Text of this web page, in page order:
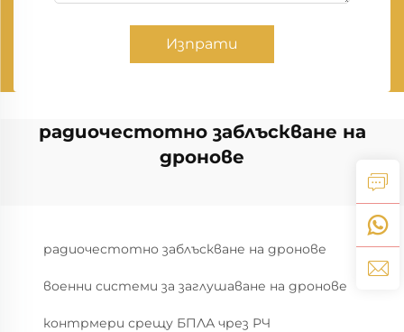
Изпрати
радиочестотно заблъскване на
дронове
радиочестотно заблъскване на дронове
военни системи за заглушаване на дронове
контрмери срещу БПЛА чрез РЧ